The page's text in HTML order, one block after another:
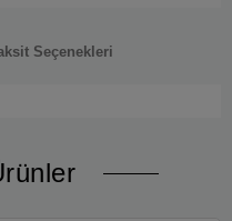
Seçenekleri